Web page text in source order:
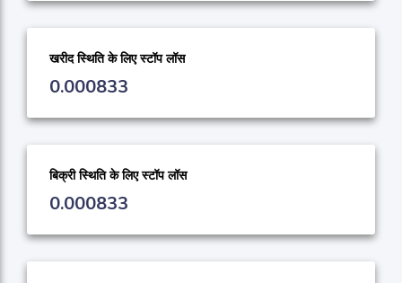
खरीद स्थिति के लिए स्टॉप लॉस
0.000833
बिक्री स्थिति के लिए स्टॉप लॉस
0.000833